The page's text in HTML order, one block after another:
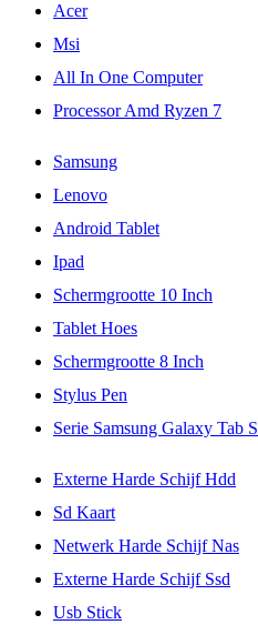
Acer
Msi
All In One Computer
Processor Amd Ryzen 7
Samsung
Lenovo
Android Tablet
Ipad
Schermgrootte 10 Inch
Tablet Hoes
Schermgrootte 8 Inch
Stylus Pen
Serie Samsung Galaxy Tab S
Externe Harde Schijf Hdd
Sd Kaart
Netwerk Harde Schijf Nas
Externe Harde Schijf Ssd
Usb Stick